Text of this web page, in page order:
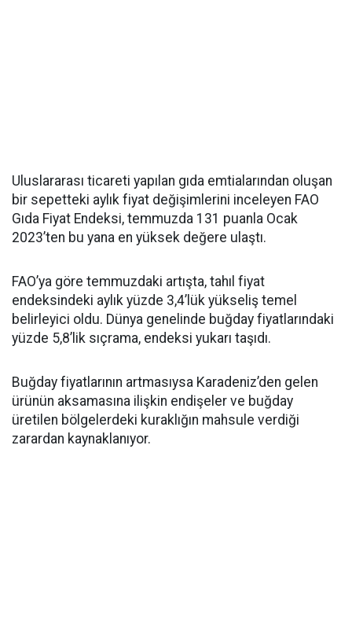
Uluslararası ticareti yapılan gıda emtialarından oluşan
bir sepetteki aylık fiyat değişimlerini inceleyen FAO
Gıda Fiyat Endeksi, temmuzda 131 puanla Ocak
2023’ten bu yana en yüksek değere ulaştı.
FAO’ya göre temmuzdaki artışta, tahıl fiyat
endeksindeki aylık yüzde 3,4’lük yükseliş temel
belirleyici oldu. Dünya genelinde buğday fiyatlarındaki
yüzde 5,8’lik sıçrama, endeksi yukarı taşıdı.
Buğday fiyatlarının artmasıysa Karadeniz’den gelen
ürünün aksamasına ilişkin endişeler ve buğday
üretilen bölgelerdeki kuraklığın mahsule verdiği
zarardan kaynaklanıyor.